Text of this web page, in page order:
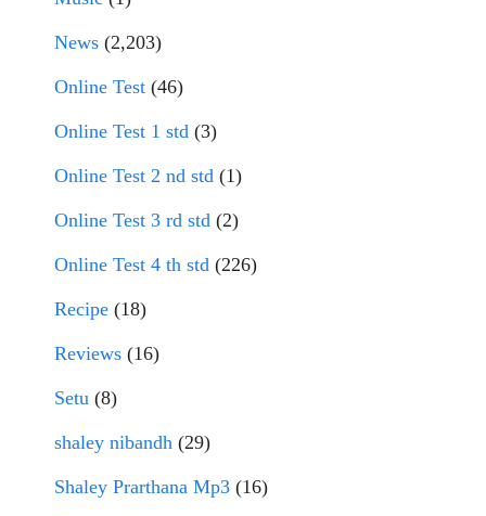
News (2,203)
Online Test (46)
Online Test 1 std (3)
Online Test 2 nd std (1)
Online Test 3 rd std (2)
Online Test 4 th std (226)
Recipe (18)
Reviews (16)
Setu (8)
shaley nibandh (29)
Shaley Prarthana Mp3 (16)